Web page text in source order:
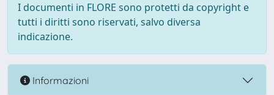
I documenti in FLORE sono protetti da copyright e
tutti i diritti sono riservati, salvo diversa
indicazione.
Informazioni